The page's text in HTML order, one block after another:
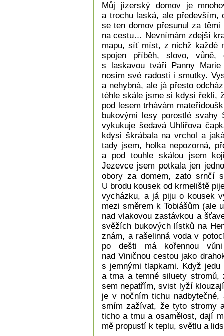
Můj jizerský domov je
a trochu laská, ale
se ten domov přesunul za
na cestu… Nevnímám zdejší
mapu, síť míst, z nichž každé
spojen příběh, slovo, vůně,
s laskavou tváří Panny
nosím své radosti i smutky.
a nehybná, ale já přesto
téhle skále jsme si kdysi řekli,
pod lesem trhávám
bukovými lesy porostlé svahy
vykukuje šedavá Uhlířova
kdysi škrábala na vrchol a
tady jsem, holka nepozorná,
a pod touhle skálou jsem
Jezevce jsem potkala jen
obory za domem, zato srnčí
U brodu kousek od krmeliště
vycházku, a já piju o kousek
mezi směrem k Tobiášům (ale
nad vlakovou zastávkou a
svěžích bukových lístků na
znám, a rašelinná voda v
po dešti má kořennou
nad Viničnou cestou jako
s jemnými tlapkami. Když
a tma a temné siluety
sem nepatřím, svist lyží
je v nočním tichu
smím zažívat, že tyto stromy
ticho a tmu a osamělost, dají
mě propustí k teplu, světlu a